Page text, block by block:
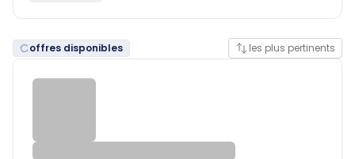
offres disponibles les plus pertinents